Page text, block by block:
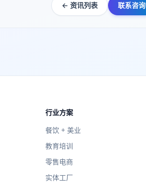
← 资讯列表 联系咨询
行业方案
餐饮 + 美业
教育培训
零售电商
实体工厂